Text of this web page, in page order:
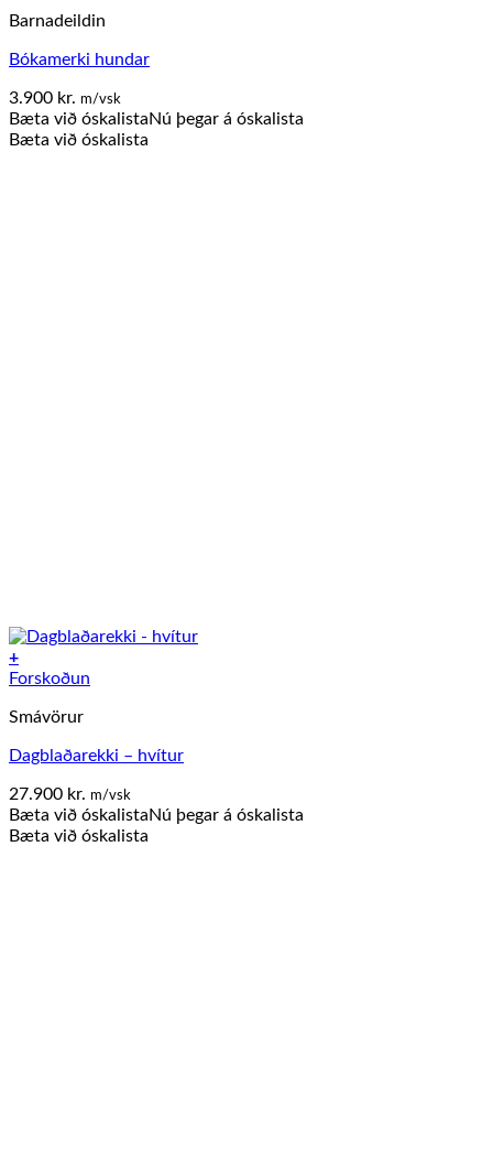
Barnadeildin
Bókamerki hundar
3.900 kr. m/vsk
Bæta við óskalistaNú þegar á óskalista
Bæta við óskalista
+
Forskoðun
Smávörur
Dagblaðarekki – hvítur
27.900 kr. m/vsk
Bæta við óskalistaNú þegar á óskalista
Bæta við óskalista